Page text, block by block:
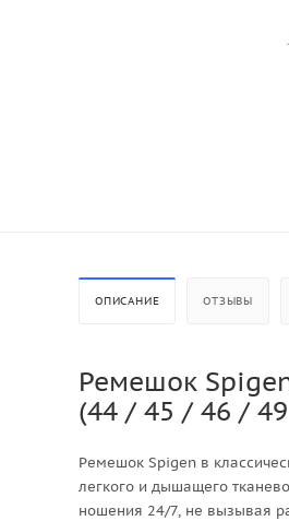
ОПИСАНИЕ ОТЗЫВЫ
Ремешок
(44 / 45 / 46 /
Ремешок Spigen в
легкого и дышащего
ношения 24/7, не вызывая